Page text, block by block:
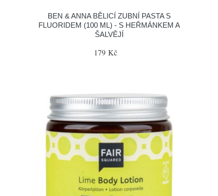
BEN & ANNA BĚLICÍ ZUBNÍ PASTA S
FLUORIDEM (100 ML) - S HEŘMÁNKEM A
ŠALVĚJÍ
179 Kč